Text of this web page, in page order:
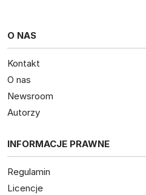
O NAS
Kontakt
O nas
Newsroom
Autorzy
INFORMACJE PRAWNE
Regulamin
Licencje